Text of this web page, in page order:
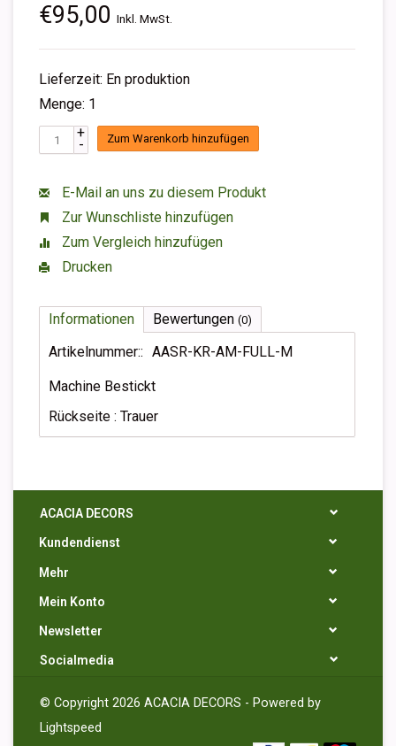
€95,00 Inkl. MwSt.
Lieferzeit: En produktion
Menge: 1
+
- Zum Warenkorb hinzufügen
E-Mail an uns zu diesem Produkt
Zur Wunschliste hinzufügen
Zum Vergleich hinzufügen
Drucken
Informationen Bewertungen (0)
Artikelnummer:: AASR-KR-AM-FULL-M
Machine Bestickt
Rückseite : Trauer
ACACIA DECORS
Kundendienst
Mehr
Mein Konto
Newsletter
Socialmedia
© Copyright 2026 ACACIA DECORS - Powered by
Lightspeed